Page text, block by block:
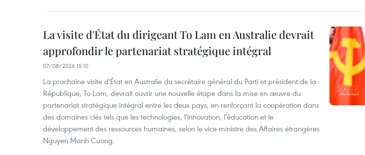
La visite d'État du dirigeant To Lam en Australie devrait
approfondir le partenariat stratégique intégral
07/08/2026 15:10
La prochaine visite d'État en Australie du secrétaire général du Parti et président de la
République, To Lam, devrait ouvrir une nouvelle étape dans la mise en œuvre du
partenariat stratégique intégral entre les deux pays, en renforçant la coopération dans
des domaines clés tels que les technologies, l'innovation, l'éducation et le
développement des ressources humaines, selon le vice-ministre des Affaires étrangères
Nguyen Manh Cuong.